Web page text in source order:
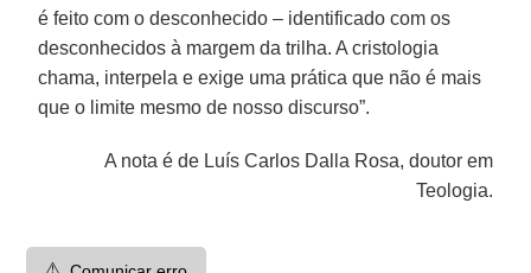
é feito com o desconhecido – identificado com os
desconhecidos à margem da trilha. A cristologia
chama, interpela e exige uma prática que não é mais
que o limite mesmo de nosso discurso”.
A nota é de Luís Carlos Dalla Rosa, doutor em
Teologia.
⚠️